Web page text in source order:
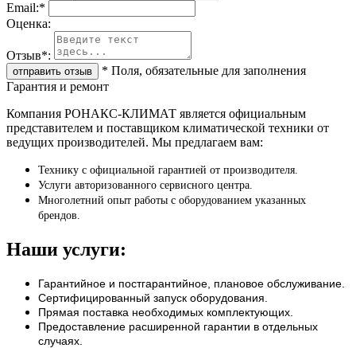
Email:*
Oценка:
Отзыв*:
* Поля, обязательные для заполнения
Гарантия и ремонт
Компания РОНАКС-КЛИМАТ является официальным
представителем и поставщиком климатической техники от
ведущих производителей. Мы предлагаем вам:
Технику с официальной гарантией от производителя.
Услуги авторизованного сервисного центра.
Многолетний опыт работы с оборудованием указанных
брендов.
Наши услуги:
Гарантийное и постгарантийное, плановое обслуживание.
Сертифицированный запуск оборудования.
Прямая поставка необходимых комплектующих.
Предоставление расширенной гарантии в отдельных
случаях.